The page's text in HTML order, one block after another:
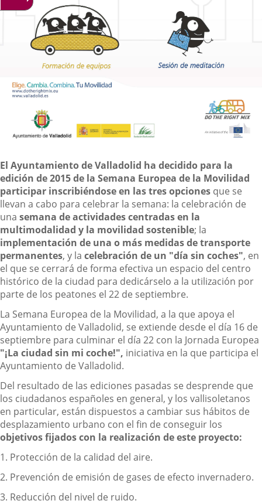
Descripción
El Ayuntamiento de Valladolid ha decidido para la
edición de 2015 de la Semana Europea de la Movilidad
participar inscribiéndose en las tres opciones que se
llevan a cabo para celebrar la semana: la celebración de
una semana de actividades centradas en la
multimodalidad y la movilidad sostenible; la
implementación de una o más medidas de transporte
permanentes, y la celebración de un "día sin coches", en
el que se cerrará de forma efectiva un espacio del centro
histórico de la ciudad para dedicárselo a la utilización por
parte de los peatones el 22 de septiembre.
La Semana Europea de la Movilidad, a la que apoya el
Ayuntamiento de Valladolid, se extiende desde el día 16 de
septiembre para culminar el día 22 con la Jornada Europea
"¡La ciudad sin mi coche!", iniciativa en la que participa el
Ayuntamiento de Valladolid.
Del resultado de las ediciones pasadas se desprende que
los ciudadanos españoles en general, y los vallisoletanos
en particular, están dispuestos a cambiar sus hábitos de
desplazamiento urbano con el fin de conseguir los
objetivos fijados con la realización de este proyecto:
1. Protección de la calidad del aire.
2. Prevención de emisión de gases de efecto invernadero.
3. Reducción del nivel de ruido.